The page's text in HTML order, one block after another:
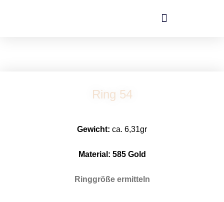
Ring 54
Gewicht: ca. 6,31gr
Material: 585 Gold
Ringgröße ermitteln